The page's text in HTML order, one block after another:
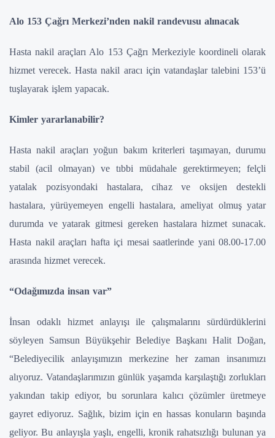
Alo 153 Çağrı Merkezi’nden nakil randevusu alınacak
Hasta nakil araçları Alo 153 Çağrı Merkeziyle koordineli olarak
hizmet verecek. Hasta nakil aracı için vatandaşlar talebini 153’ü
tuşlayarak işlem yapacak.
Kimler yararlanabilir?
Hasta nakil araçları yoğun bakım kriterleri taşımayan, durumu
stabil (acil olmayan) ve tıbbi müdahale gerektirmeyen; felçli
yatalak pozisyondaki hastalara, cihaz ve oksijen destekli
hastalara, yürüyemeyen engelli hastalara, ameliyat olmuş yatar
durumda ve yatarak gitmesi gereken hastalara hizmet sunacak.
Hasta nakil araçları hafta içi mesai saatlerinde yani 08.00-17.00
arasında hizmet verecek.
“Odağımızda insan var”
İnsan odaklı hizmet anlayışı ile çalışmalarını sürdürdüklerini
söyleyen Samsun Büyükşehir Belediye Başkanı Halit Doğan,
“Belediyecilik anlayışımızın merkezine her zaman insanımızı
alıyoruz. Vatandaşlarımızın günlük yaşamda karşılaştığı zorlukları
yakından takip ediyor, bu sorunlara kalıcı çözümler üretmeye
gayret ediyoruz. Sağlık, bizim için en hassas konuların başında
geliyor. Bu anlayışla yaşlı, engelli, kronik rahatsızlığı bulunan ya